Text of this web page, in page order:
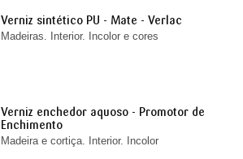
Verniz sintético PU - Mate - Verlac
Madeiras. Interior. Incolor e cores
Verniz enchedor aquoso - Promotor de
Enchimento
Madeira e cortiça. Interior. Incolor